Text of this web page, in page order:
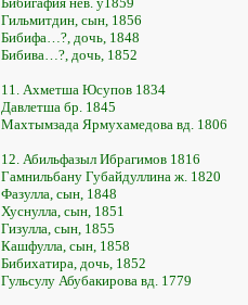
Гильмитдин, сын, 1856
Бибифа…?, дочь, 1848
Бибива…?, дочь, 1852
11. Ахметша Юсупов 1834
Давлетша бр. 1845
Махтымзада Ярмухамедова вд. 1806
12. Абильфазыл Ибрагимов 1816
Гамнильбану Губайдуллина ж. 1820
Фазулла, сын, 1848
Хуснулла, сын, 1851
Гизулла, сын, 1855
Кашфулла, сын, 1858
Бибихатира, дочь, 1852
Гульсулу Абубакирова вд. 1779